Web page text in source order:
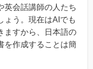
英会話講師の人たち
ょう。現在はAIでも
ますから、日本語の
を作成することは簡